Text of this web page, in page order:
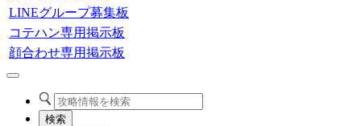
LINEグループ募集板
コテハン専用掲示板
顔合わせ専用掲示板
検索